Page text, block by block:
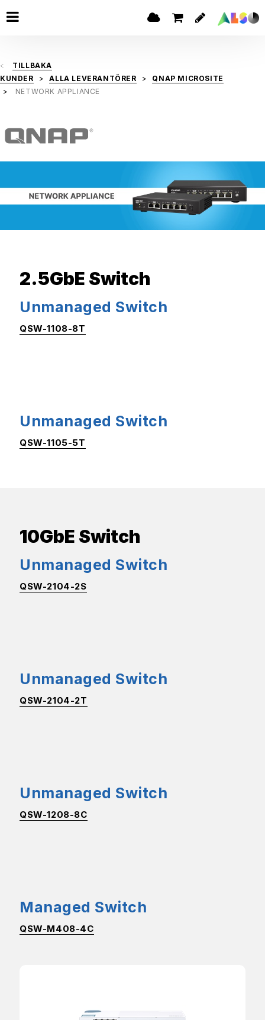
TILLBAKA
KUNDER
ALLA LEVERANTÖRER
QNAP MICROSITE
NETWORK APPLIANCE
2.5GbE Switch
Unmanaged Switch
QSW-1108-8T
Unmanaged Switch
QSW-1105-5T
10GbE Switch
Unmanaged Switch
QSW-2104-2S
Unmanaged Switch
QSW-2104-2T
Unmanaged Switch
QSW-1208-8C
Managed Switch
QSW-M408-4C